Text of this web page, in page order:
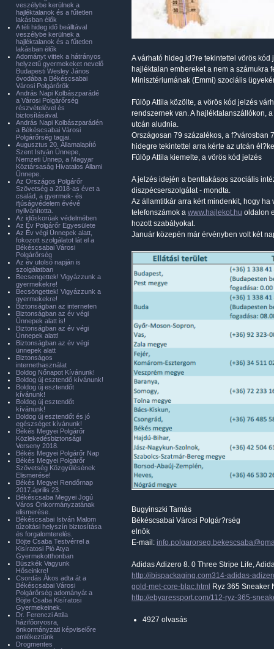
A várható hideg id?re tekintettel vörös
hajléktalan embereket a nem a számukra
Minisztériumának (Emmi) szociális
Fülöp Attila közölte, a vörös kód jelzés
rendszernek van. A hajléktalanszállókon,
utcán aludnia.
Országosan 79 százalékos, a f?városban
hidegre tekintettel arra kérte az utcán
Fülöp Attila kiemelte, a vörös kód jelzés
A jelzés idején a bentlakásos szociális
diszpécserszolgálat - mondta.
Az államtitkár arra kért mindenkit, hogy
telefonszámok a www.hajlekot.hu oldalon
hozott szabályokat.
Január közepén már érvényben volt két
Bugyinszki Tamás
Békéscsabai Városi Polgár?rség
elnök
E-mail:
Adidas Adizero 8. 0 Three Stripe Life,
http://ibispackaging.com314-adidas-
gold-met-core-blac.html Ryz 365 Sneaker
http://ebyaressport.com/112-ryz-365-
4927 olvasás
veszélybe kerülnek a
hajléktalanok és a fűtetlen
lakásban élők
A téli hideg idő beálltával
veszélybe kerülnek a
hajléktalanok és a fűtetlen
lakásban élők
Adományt vittek a hátrányos
helyzetű gyermekeket nevelő
Budapesti Wesley János
óvodába a Békéscsabai
Városi Polgárőrök
András Napi Kolbászparádé
a Városi Polgárőrség
részvételével és
biztosításával.
András Napi Kolbászparádén
a Békéscsabai Városi
Polgárőrség tagjai.
Augusztus 20. Államalapító
Szent István Ünnepe,
Nemzeti Ünnep, a Magyar
Köztársaság Hivatalos Állami
Ünnepe.
Az Országos Polgárőr
Szövetség a 2018-as évet a
család, a gyermek- és
ifjúságvédelem évévé
nyilvánította.
Az időskorúak védelmében
Az Év Polgárőr Egyesülete
Az Év végi Ünnepek alatt,
fokozott szolgálatot lát el a
Békéscsabai Városi
Polgárőrség
Az év utolsó napján is
szolgálatban
Becsengettek! Vigyázzunk a
gyermekekre!
Becsöngettek! Vigyázzunk a
gyermekekre!
Biztonságban az interneten
Biztonságban az év végi
Ünnepek alatt is!
Biztonságban az év végi
Ünnepek alatt!
Biztonságban az év végi
ünnepek alatt
Biztonságos
internethasználat
Boldog Nőnapot Kívánunk!
Boldog új esztendő kívánunk!
Boldog új esztendőt
kívánunk!
Boldog új esztendőt
kívánunk!
Boldog új esztendőt és jó
egészséget kívánunk!
Békés Megyei Polgárőr
Közlekedésbiztonsági
Verseny 2018.
Békés Megyei Polgárőr Nap
Békés Megyei Polgárőr
Szövetség Közgyűlésének
Elismerése!
Békés Megyei Rendőrnap
2017.április 23.
Békéscsaba Megyei Jogú
Város Önkormányzatának
elismerése.
Békéscsabai István Malom
tűzoltási helyszín biztosítása
és forgalomterelés.
Böjte Csaba Testvérrel a
Kisíratosi Pió Atya
Gyermekotthonban
Büszkék Vagyunk
Hőseinkre!
Csordás Ákos adta át a
Békéscsabai Városi
Polgárőrség adományát a
Böjte Csaba Kisíratosi
Gyermekeinek.
Dr. Ferenczi Attila
házifőorvosra,
önkormányzati képviselőre
emlékeztünk
Drogmentes